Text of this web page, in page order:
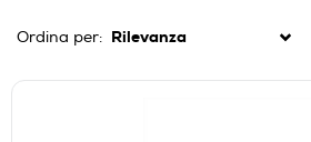
Ordina per: